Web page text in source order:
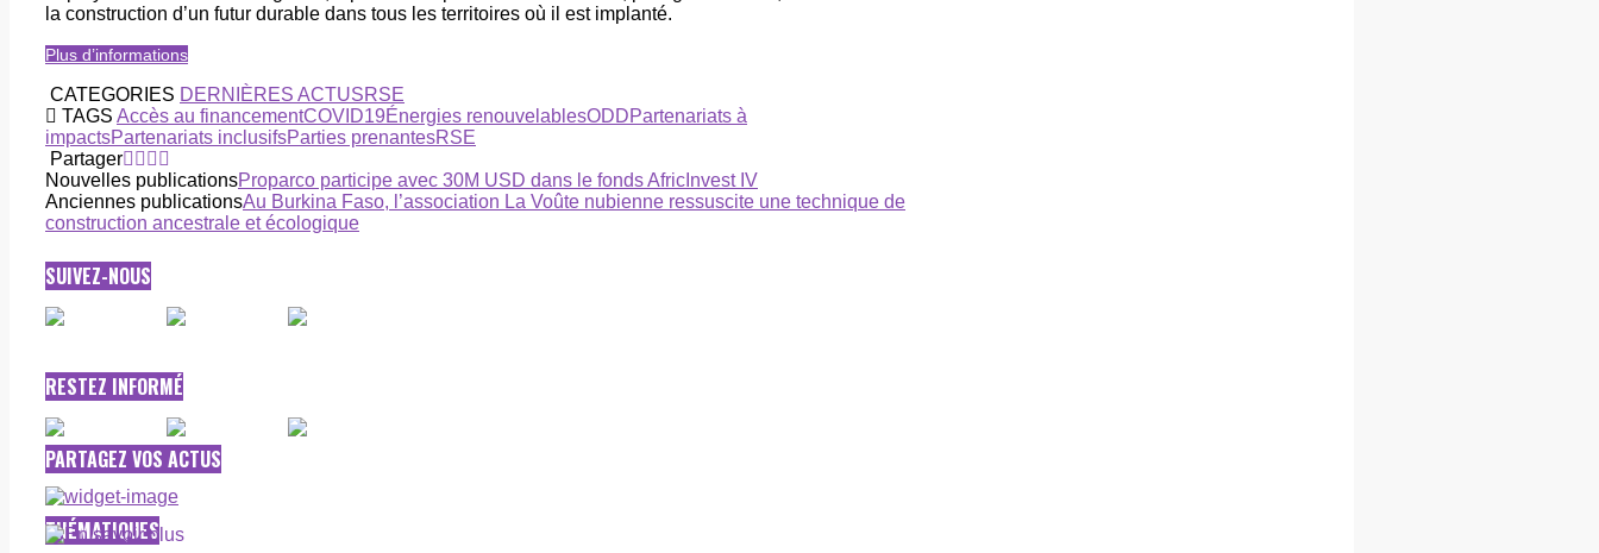
la construction d’un futur durable dans tous les territoires où il est implanté.
Plus d’informations
CATEGORIES DERNIÈRES ACTUSRSE
TAGS Accès au financementCOVID19Énergies renouvelablesODDPartenariats à
impactsPartenariats inclusifsParties prenantesRSE
Partager
Nouvelles publicationsProparco participe avec 30M USD dans le fonds AfricInvest IV
Anciennes publicationsAu Burkina Faso, l’association La Voûte nubienne ressuscite une technique de
construction ancestrale et écologique
SUIVEZ-NOUS
RESTEZ INFORMÉ
PARTAGEZ VOS ACTUS
THÉMATIQUES